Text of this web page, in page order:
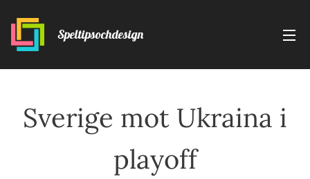
Speltipsochdesign
Sverige mot Ukraina i
playoff